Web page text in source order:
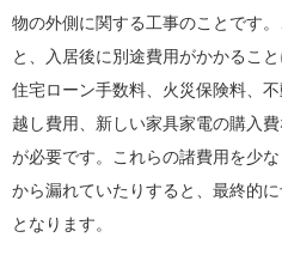
物の外側に関する工事のことです
と、入居後に別途費用がかかるこ
住宅ローン手数料、火災保険料、
越し費用、新しい家具家電の購入
が必要です。これらの諸費用を少
から漏れていたりすると、最終的
となります。